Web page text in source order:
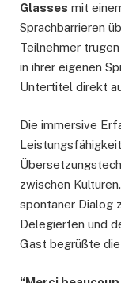
Glasses mit
Sprachbarrieren
Teilnehmer
in ihrer eigenen
Untertitel direkt
Die immersive
zwischen
spontaner Dialog
Delegierten und
Gast begrüßte